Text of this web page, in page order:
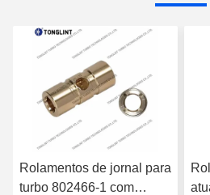
Rolamentos de jornal para
turbo 802466-1 com